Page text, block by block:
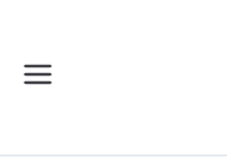
للخدمات المنزلية